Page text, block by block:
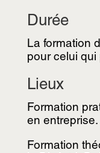
Durée
La formation
pour celui
Lieux
Formation
en entreprise.
Formation